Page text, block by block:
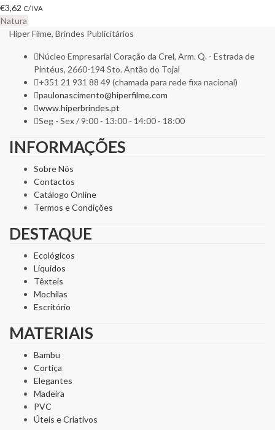
€3,62 C/ IVA
Natura
Hiper Filme, Brindes Publicitários
Núcleo Empresarial Coração da Crel, Arm. Q. - Estrada de
Pintéus, 2660-194 Sto. Antão do Tojal
+351 21 931 88 49 (chamada para rede fixa nacional)
paulonascimento@hiperfilme.com
www.hiperbrindes.pt
Seg - Sex / 9:00 - 13:00 - 14:00 - 18:00
INFORMAÇÕES
Sobre Nós
Contactos
Catálogo Online
Termos e Condições
DESTAQUE
Ecológicos
Líquidos
Têxteis
Mochilas
Escritório
MATERIAIS
Bambu
Cortiça
Elegantes
Madeira
PVC
Úteis e Criativos